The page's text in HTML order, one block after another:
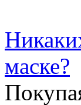
маске?